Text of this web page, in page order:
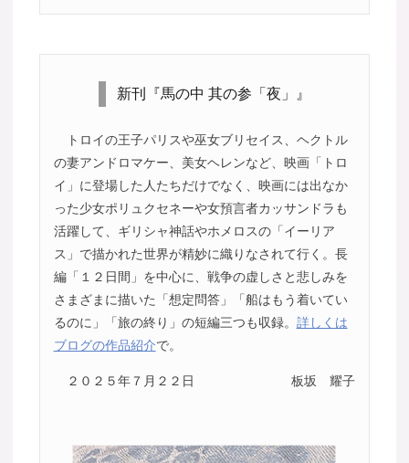
新刊『馬の中 其の参「夜」』
トロイの王子パリスや巫女ブリセイス、ヘクトル
の妻アンドロマケー、美女ヘレンなど、映画「トロ
イ」に登場した人たちだけでなく、映画には出なか
った少女ポリュクセネーや女預言者カッサンドラも
活躍して、ギリシャ神話やホメロスの「イーリア
ス」で描かれた世界が精妙に織りなされて行く。長
編「１２日間」を中心に、戦争の虚しさと悲しみを
さまざまに描いた「想定問答」「船はもう着いてい
るのに」「旅の終り」の短編三つも収録。 詳しくは
ブログの作品紹介で。
２０２５年７月２２日 板坂 耀子